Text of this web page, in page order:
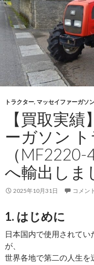
ト
ラ
ク
タ
ー
（TA317）
を
ジ
ョ
ー
ジ
ア
へ
輸
出
し
ま
た
トラクター, マッセイファーガソ
【買取実
ーガソン
（
へ輸出しま
2025年10月31日 コメン
1. はじめに
日本国内で使用されて
が、
世界各地で第二の人生を